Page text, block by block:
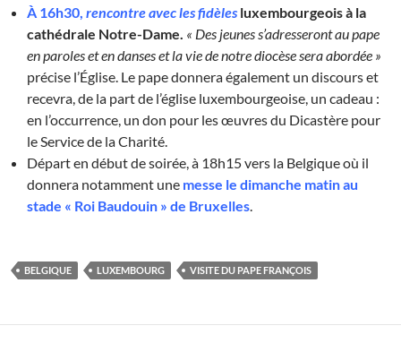
À 16h30, rencontre avec les fidèles luxembourgeois à la
cathédrale Notre-Dame. « Des jeunes s’adresseront au pape
en paroles et en danses et la vie de notre diocèse sera abordée »
précise l’Église. Le pape donnera également un discours et
recevra, de la part de l’église luxembourgeoise, un cadeau :
en l’occurrence, un don pour les œuvres du Dicastère pour
le Service de la Charité.
Départ en début de soirée, à 18h15 vers la Belgique où il
donnera notamment une messe le dimanche matin au
stade « Roi Baudouin » de Bruxelles.
BELGIQUE LUXEMBOURG VISITE DU PAPE FRANÇOIS